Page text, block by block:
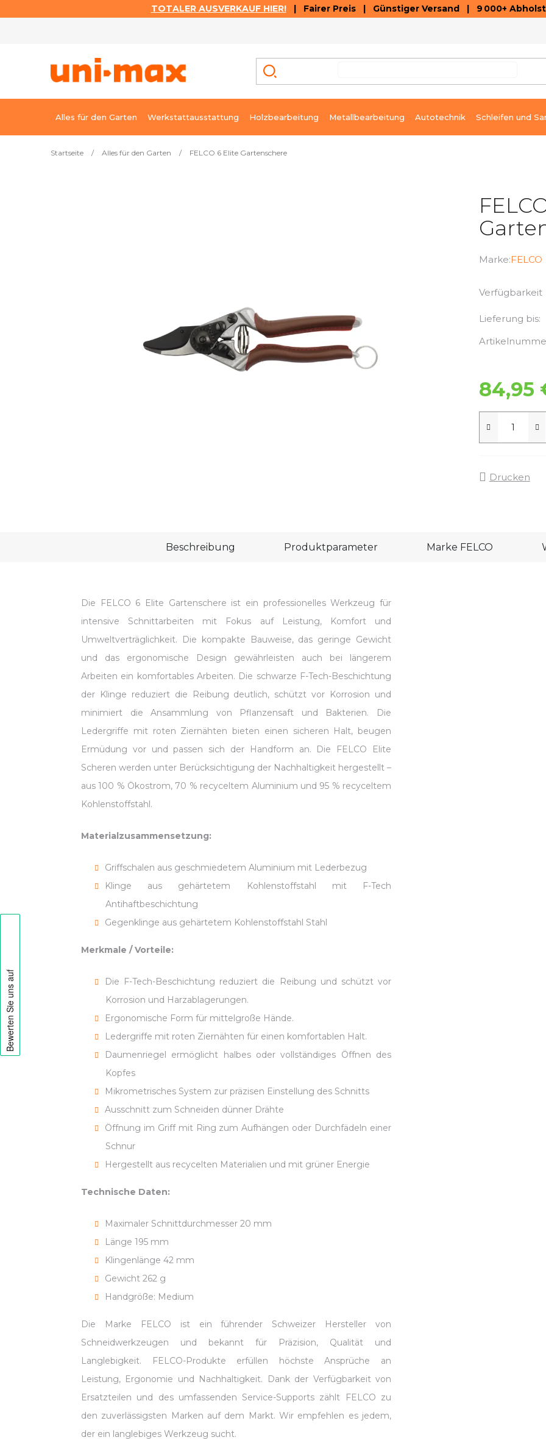
TOTALER AUSVERKAUF HIER!| Fairer Preis | Günstiger Versand | 9 000+
Alles für den Garten Werkstattausstattung Holzbearbeitung Metallbearbeitung Autotechnik Schleifen und
Startseite / Alles für den Garten / FELCO 6 Elite Gartenschere
Marke:FELCO
Verfügbarkeit
Lieferung bis:
84,95
Drucken
Beschreibung Produktparameter Marke FELCO
Die FELCO 6 Elite Gartenschere ist ein professionelles Werkzeug für
intensive Schnittarbeiten mit Fokus auf Leistung, Komfort und
Umweltverträglichkeit. Die kompakte Bauweise, das geringe Gewicht
und das ergonomische Design gewährleisten auch bei längerem
Arbeiten ein komfortables Arbeiten. Die schwarze F-Tech-Beschichtung
der Klinge reduziert die Reibung deutlich, schützt vor Korrosion und
minimiert die Ansammlung von Pflanzensaft und Bakterien. Die
Ledergriffe mit roten Ziernähten bieten einen sicheren Halt, beugen
Ermüdung vor und passen sich der Handform an. Die FELCO Elite
Scheren werden unter Berücksichtigung der Nachhaltigkeit hergestellt –
aus 100 % Ökostrom, 70 % recyceltem Aluminium und 95 % recyceltem
Kohlenstoffstahl.
Materialzusammensetzung:
Griffschalen aus geschmiedetem Aluminium mit Lederbezug
Klinge aus gehärtetem Kohlenstoffstahl mit F-Tech
Antihaftbeschichtung
Gegenklinge aus gehärtetem Kohlenstoffstahl Stahl
Merkmale / Vorteile:
Die F-Tech-Beschichtung reduziert die Reibung und schützt vor
Korrosion und Harzablagerungen.
Ergonomische Form für mittelgroße Hände.
Ledergriffe mit roten Ziernähten für einen komfortablen Halt.
Daumenriegel ermöglicht halbes oder vollständiges Öffnen des
Kopfes
Mikrometrisches System zur präzisen Einstellung des Schnitts
Ausschnitt zum Schneiden dünner Drähte
Öffnung im Griff mit Ring zum Aufhängen oder Durchfädeln einer
Schnur
Hergestellt aus recycelten Materialien und mit grüner Energie
Technische Daten:
Maximaler Schnittdurchmesser 20 mm
Länge 195 mm
Klingenlänge 42 mm
Gewicht 262 g
Handgröße: Medium
Die Marke FELCO ist ein führender Schweizer Hersteller von
Schneidwerkzeugen und bekannt für Präzision, Qualität und
Langlebigkeit. FELCO-Produkte erfüllen höchste Ansprüche an
Leistung, Ergonomie und Nachhaltigkeit. Dank der Verfügbarkeit von
Ersatzteilen und des umfassenden Service-Supports zählt FELCO zu
den zuverlässigsten Marken auf dem Markt. Wir empfehlen es jedem,
der ein langlebiges Werkzeug sucht.